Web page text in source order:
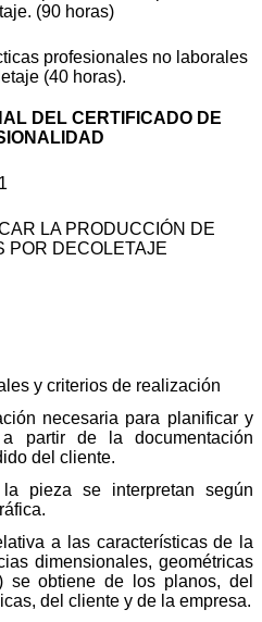
(90 horas)
profesionales no laborales
(40 horas).
DEL CERTIFICADO DE
LA PRODUCCIÓN DE
POR DECOLETAJE
y criterios de realización
necesaria para planificar y
partir de la documentación
del cliente.
pieza se interpretan según
a las características de la
dimensionales, geométricas
se obtiene de los planos, del
del cliente y de la empresa.